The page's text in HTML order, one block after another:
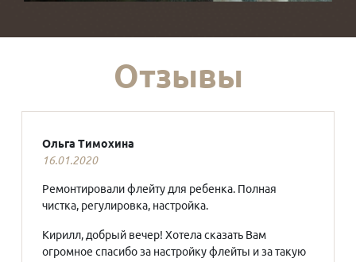
Отзывы
Ольга Тимохина
16.01.2020
Ремонтировали флейту для ребенка. Полная
чистка, регулировка, настройка.
Кирилл, добрый вечер! Хотела сказать Вам
огромное спасибо за настройку флейты и за такую